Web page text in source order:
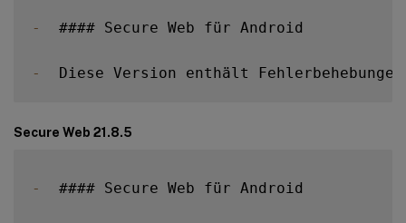
-
  #### Secure Web für Android
-
  Diese Version enthält Fehlerbehebungen
Secure Web 21.8.5
-
  #### Secure Web für Android